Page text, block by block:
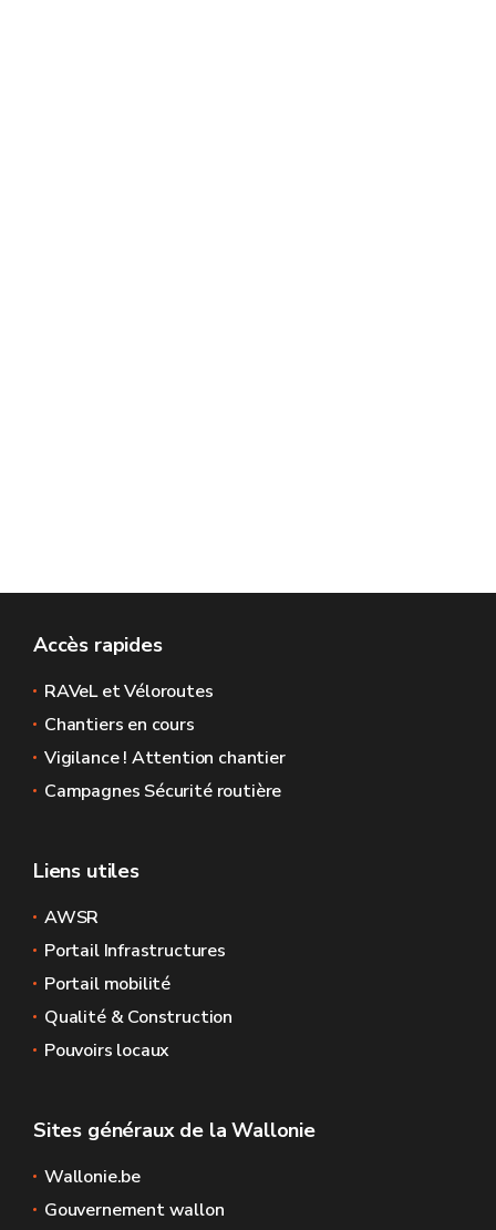
Accès rapides
RAVeL et Véloroutes
Chantiers en cours
Vigilance ! Attention chantier
Campagnes Sécurité routière
Liens utiles
AWSR
Portail Infrastructures
Portail mobilité
Qualité & Construction
Pouvoirs locaux
Sites généraux de la Wallonie
Wallonie.be
Gouvernement wallon